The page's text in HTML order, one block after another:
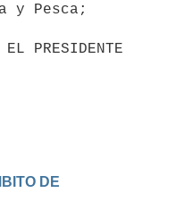
y Pesca;
DE